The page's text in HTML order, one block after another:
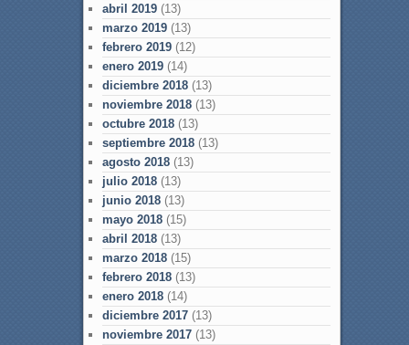
abril 2019(13)
marzo 2019(13)
febrero 2019(12)
enero 2019(14)
diciembre 2018(13)
noviembre 2018(13)
octubre 2018(13)
septiembre 2018(13)
agosto 2018(13)
julio 2018(13)
junio 2018(13)
mayo 2018(15)
abril 2018(13)
marzo 2018(15)
febrero 2018(13)
enero 2018(14)
diciembre 2017(13)
noviembre 2017(13)